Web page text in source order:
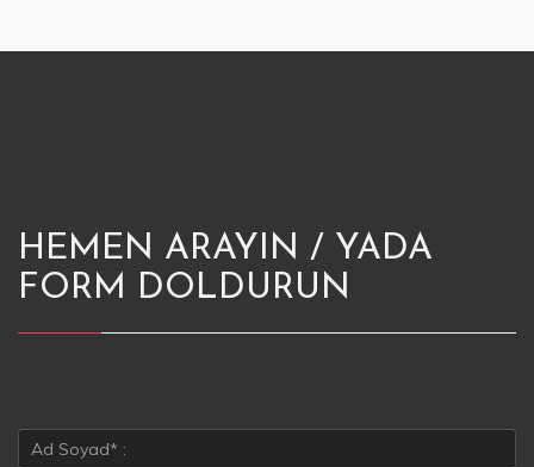
HEMEN ARAYIN / YADA
FORM DOLDURUN